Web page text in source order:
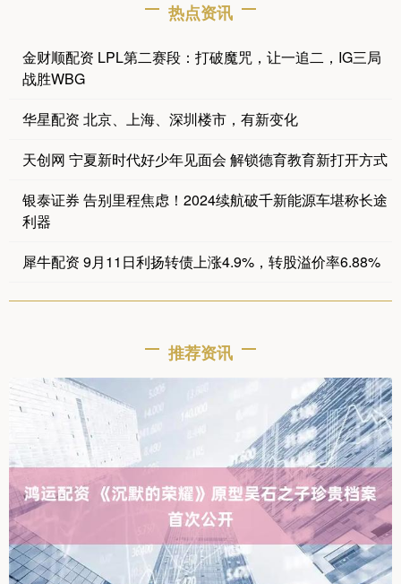
热点资讯
金财顺配资 LPL第二赛段：打破魔咒，让一追二，IG三局
战胜WBG
华星配资 北京、上海、深圳楼市，有新变化
天创网 宁夏新时代好少年见面会 解锁德育教育新打开方式
银泰证券 告别里程焦虑！2024续航破千新能源车堪称长途
利器
犀牛配资 9月11日利扬转债上涨4.9%，转股溢价率6.88%
推荐资讯